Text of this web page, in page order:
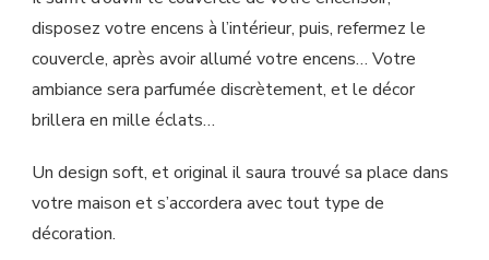
disposez votre encens à l’intérieur, puis, refermez le
couvercle, après avoir allumé votre encens… Votre
ambiance sera parfumée discrètement, et le décor
brillera en mille éclats…
Un design soft, et original il saura trouvé sa place dans
votre maison et s’accordera avec tout type de
décoration.